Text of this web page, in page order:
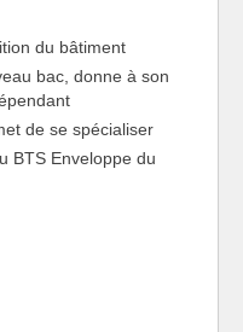
du bâtiment
bac, donne à son
de se spécialiser
BTS Enveloppe du